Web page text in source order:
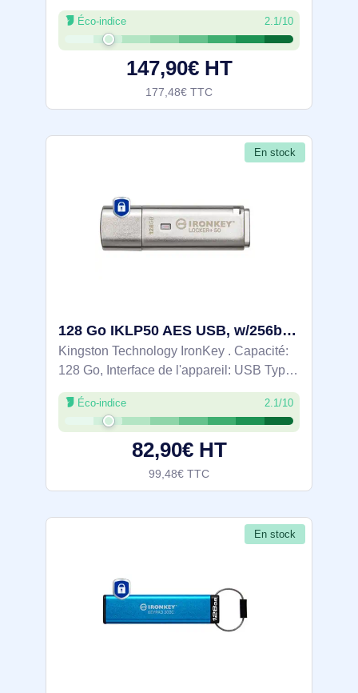
FIPS 197. Capacité: 64 Go, Interface de
l'appareil: USB Type-C, Version USB: 3.2
Gen 1 (3.1 Gen 1), Vitesse de lecture: 250
Éco-indice 2.1/10
147,90€ HT
177,48€ TTC
En stock
128 Go IKLP50 AES USB, w/256bit Encryption - IKLP50/128GB
Kingston Technology IronKey . Capacité:
128 Go, Interface de l'appareil: USB Type-
A, Version USB: 3.2 Gen 1 (3.1 Gen 1),
Vitesse de lecture: 145 Mo/s, Vitesse
d'écriture: 115 Mo/s. Format: Casquette.
Éco-indice 2.1/10
82,90€ HT
99,48€ TTC
En stock